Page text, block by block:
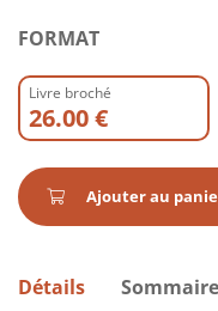
FORMAT
Livre broché
26.00 €
Ajouter au
Détails Sommaire